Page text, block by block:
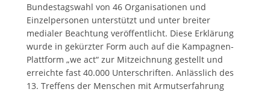
Bundestagswahl von 46 Organisationen und
Einzelpersonen unterstützt und unter breiter
medialer Beachtung veröffentlicht. Diese Erklärung
wurde in gekürzter Form auch auf die Kampagnen-
Plattform „we act“ zur Mitzeichnung gestellt und
erreichte fast 40.000 Unterschriften. Anlässlich des
13. Treffens der Menschen mit Armutserfahrung